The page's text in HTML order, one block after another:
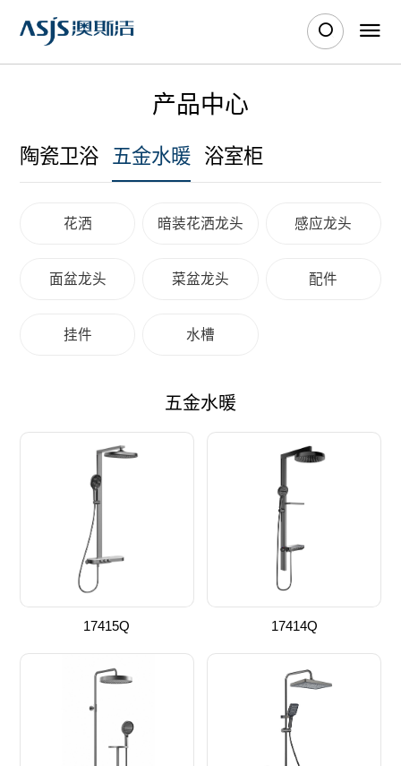
产品中心
陶瓷卫浴 五金水暖 浴室柜
花洒 暗装花洒龙头 感应龙头
面盆龙头 菜盆龙头 配件
挂件 水槽
五金水暖
17415Q 17414Q